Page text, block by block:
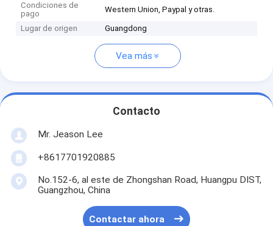
Condiciones de
pago
Western Union, Paypal y otras.
Lugar de origen Guangdong
Vea más
Contacto
Mr. Jeason Lee
+8617701920885
No.152-6, al este de Zhongshan Road, Huangpu DIST,
Guangzhou, China
Contactar ahora